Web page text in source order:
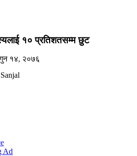
१० प्रतिशतसम्म छुट
१४, २०७६